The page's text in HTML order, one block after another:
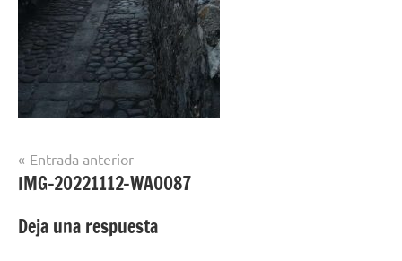
Navegación
de
entradas
Entrada anterior
IMG-20221112-WA0087
Deja una respuesta